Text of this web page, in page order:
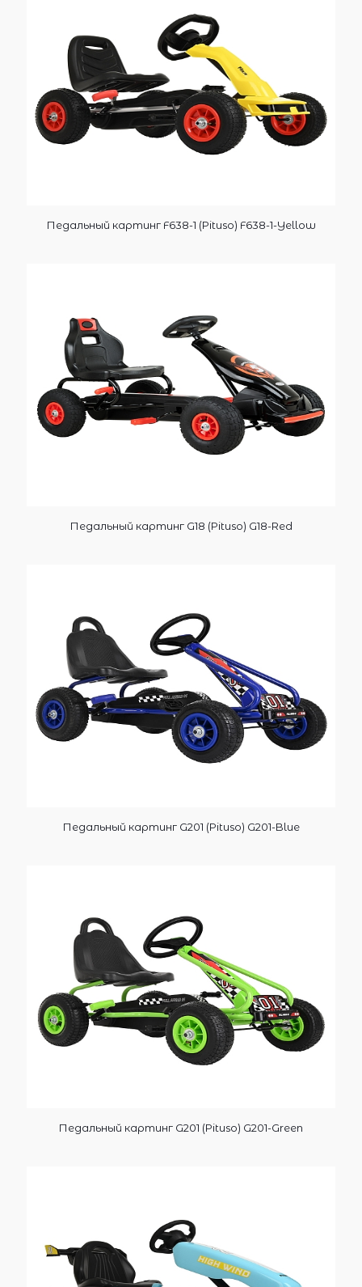
Педальный картинг F638-1 (Pituso) F638-1-Yellow
Педальный картинг G18 (Pituso) G18-Red
Педальный картинг G201 (Pituso) G201-Blue
Педальный картинг G201 (Pituso) G201-Green